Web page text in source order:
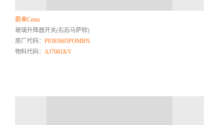
蔚来Cetus
玻璃升降器开关(右后马萨棕)
原厂代码：P0383605POMBN
物料代码： AJ7081KV